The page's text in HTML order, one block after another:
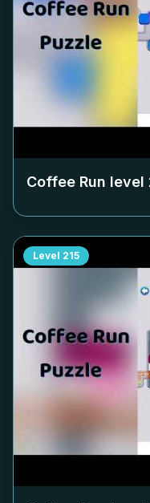
Coffee Run level
Level 215